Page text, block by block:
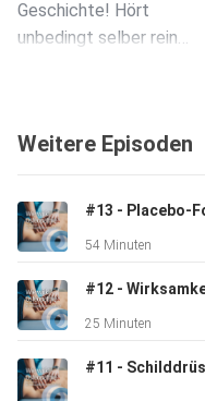
Geschichte! Hört
unbedingt selber rein…
Weitere Episoden
54 Minuten
25 Minuten
#11 -